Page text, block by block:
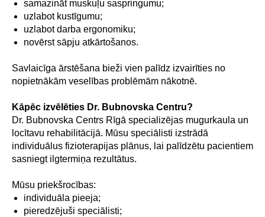
samazināt muskuļu saspringumu;
uzlabot kustīgumu;
uzlabot darba ergonomiku;
novērst sāpju atkārtošanos.
Savlaicīga ārstēšana bieži vien palīdz izvairīties no
nopietnākām veselības problēmām nākotnē.
Kāpēc izvēlēties Dr. Bubnovska Centru?
Dr. Bubnovska Centrs Rīgā specializējas mugurkaula un
locītavu rehabilitācijā. Mūsu speciālisti izstrādā
individuālus fizioterapijas plānus, lai palīdzētu pacientiem
sasniegt ilgtermiņa rezultātus.
Mūsu priekšrocības:
individuāla pieeja;
pieredzējuši speciālisti;